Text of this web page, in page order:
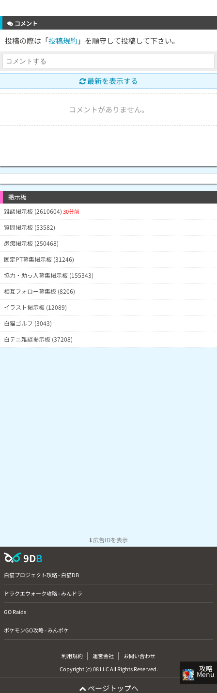
コメント
投稿の際は「投稿規約 」を順守して投稿して下さい。
最新を表示する
コメントがありません。
攻略
Menu
掲示板
雑談掲示板 (2610604)30分前
質問掲示板 (53582)
愚痴掲示板 (250468)
固定PT募集掲示板 (31246)
協力・助っ人募集掲示板 (155343)
相互フォロー募集板 (8206)
イラスト掲示板 (12089)
白猫ゴルフ (3043)
白テニ雑談掲示板 (37208)
広告IDを表示
9DB
白猫プロジェクト攻略 - 白猫DB
ドラクエウォーク攻略 - みんドラ
GO Raids
ポケモンGO攻略 - みんポケ
利用規約 | 運営会社 |
お問い合わせ
Copyright (c) 08 LLC All Rights Reserved.
ページトップへ